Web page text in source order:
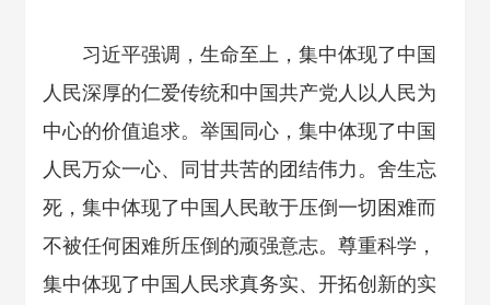
习近平强调，生命至上，集中体现了中国
人民深厚的仁爱传统和中国共产党人以人民为
中心的价值追求。举国同心，集中体现了中国
人民万众一心、同甘共苦的团结伟力。舍生忘
死，集中体现了中国人民敢于压倒一切困难而
不被任何困难所压倒的顽强意志。尊重科学，
集中体现了中国人民求真务实、开拓创新的实